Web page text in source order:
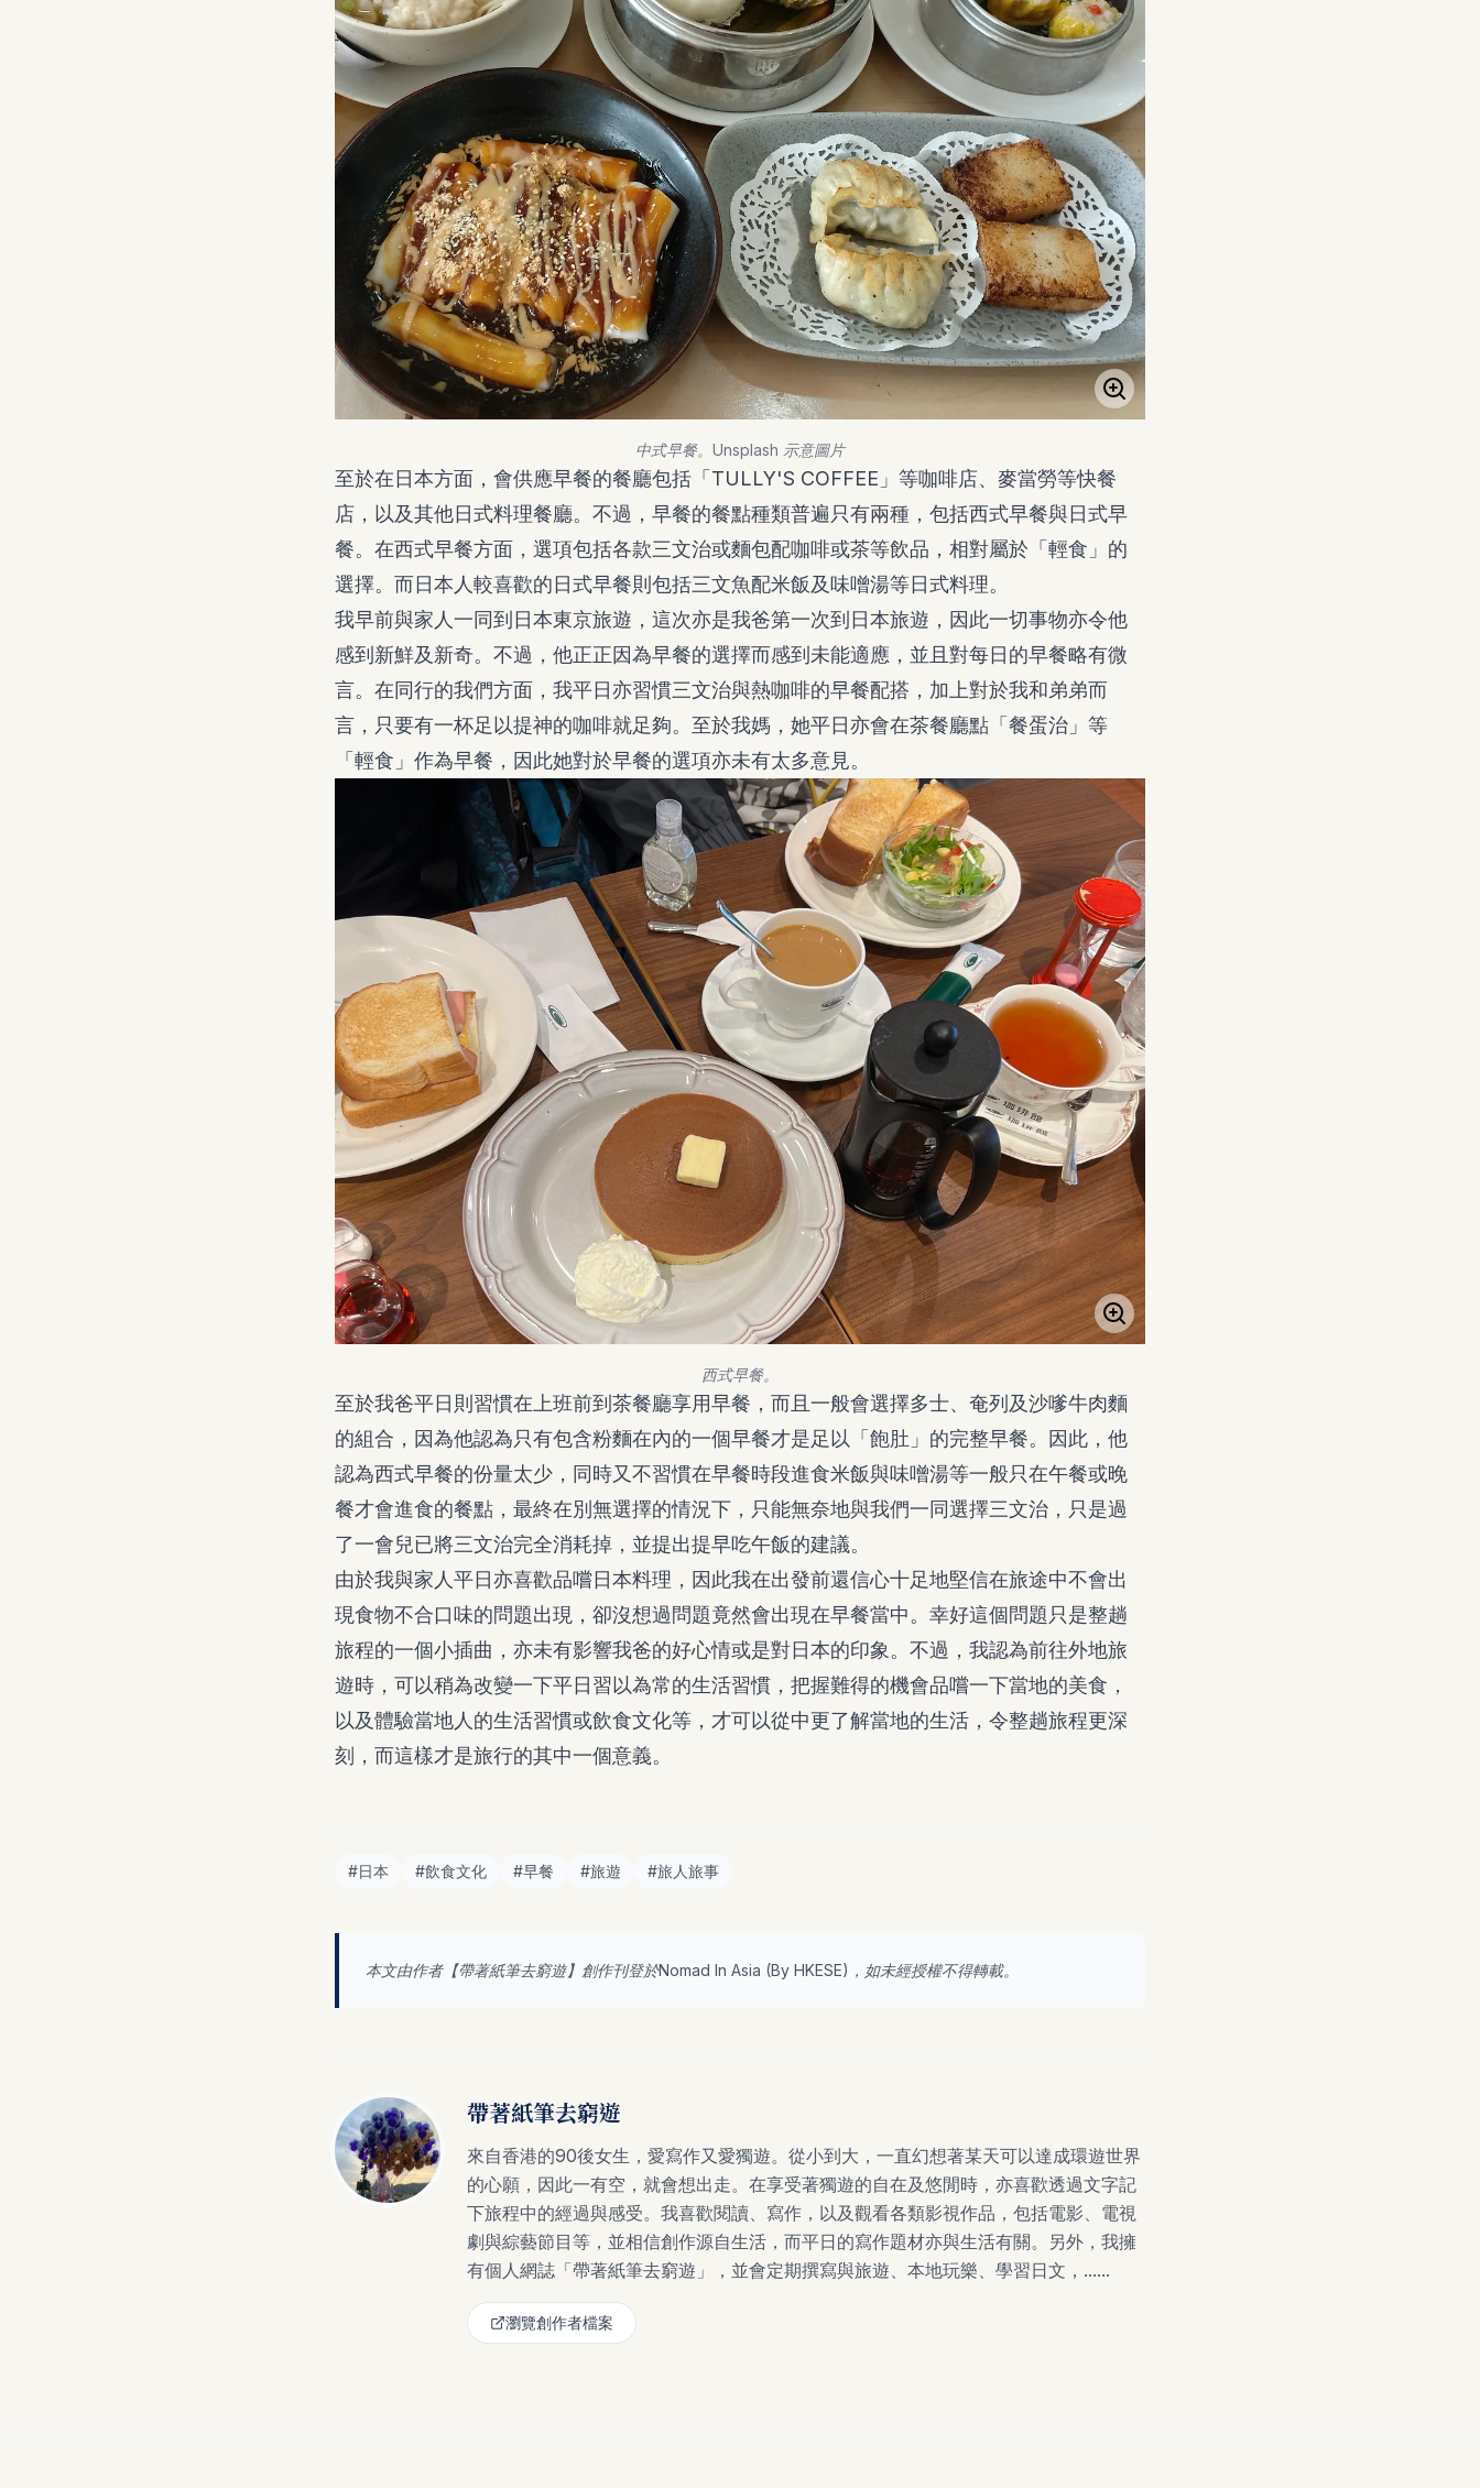
中式早餐。Unsplash 示意圖片
至於在日本方面，會供應早餐的餐廳包括「TULLY'S COFFEE」等咖啡店、麥當勞等快餐
店，以及其他日式料理餐廳。不過，早餐的餐點種類普遍只有兩種，包括西式早餐與日式早
餐。在西式早餐方面，選項包括各款三文治或麵包配咖啡或茶等飲品，相對屬於「輕食」的
選擇。而日本人較喜歡的日式早餐則包括三文魚配米飯及味噌湯等日式料理。
我早前與家人一同到日本東京旅遊，這次亦是我爸第一次到日本旅遊，因此一切事物亦令他
感到新鮮及新奇。不過，他正正因為早餐的選擇而感到未能適應，並且對每日的早餐略有微
言。在同行的我們方面，我平日亦習慣三文治與熱咖啡的早餐配搭，加上對於我和弟弟而
言，只要有一杯足以提神的咖啡就足夠。至於我媽，她平日亦會在茶餐廳點「餐蛋治」等
「輕食」作為早餐，因此她對於早餐的選項亦未有太多意見。
西式早餐。
至於我爸平日則習慣在上班前到茶餐廳享用早餐，而且一般會選擇多士、奄列及沙嗲牛肉麵
的組合，因為他認為只有包含粉麵在內的一個早餐才是足以「飽肚」的完整早餐。因此，他
認為西式早餐的份量太少，同時又不習慣在早餐時段進食米飯與味噌湯等一般只在午餐或晚
餐才會進食的餐點，最終在別無選擇的情況下，只能無奈地與我們一同選擇三文治，只是過
了一會兒已將三文治完全消耗掉，並提出提早吃午飯的建議。
由於我與家人平日亦喜歡品嚐日本料理，因此我在出發前還信心十足地堅信在旅途中不會出
現食物不合口味的問題出現，卻沒想過問題竟然會出現在早餐當中。幸好這個問題只是整趟
旅程的一個小插曲，亦未有影響我爸的好心情或是對日本的印象。不過，我認為前往外地旅
遊時，可以稍為改變一下平日習以為常的生活習慣，把握難得的機會品嚐一下當地的美食，
以及體驗當地人的生活習慣或飲食文化等，才可以從中更了解當地的生活，令整趟旅程更深
刻，而這樣才是旅行的其中一個意義。
#日本 #飲食文化 #早餐 #旅遊 #旅人旅事
本文由作者【帶著紙筆去窮遊】創作刊登於Nomad In Asia (By HKESE)，如未經授權不得轉載。
帶著紙筆去窮遊
來自香港的90後女生，愛寫作又愛獨遊。從小到大，一直幻想著某天可以達成環遊世界
的心願，因此一有空，就會想出走。在享受著獨遊的自在及悠閒時，亦喜歡透過文字記
下旅程中的經過與感受。我喜歡閱讀、寫作，以及觀看各類影視作品，包括電影、電視
劇與綜藝節目等，並相信創作源自生活，而平日的寫作題材亦與生活有關。另外，我擁
有個人網誌「帶著紙筆去窮遊」，並會定期撰寫與旅遊、本地玩樂、學習日文，......
瀏覽創作者檔案